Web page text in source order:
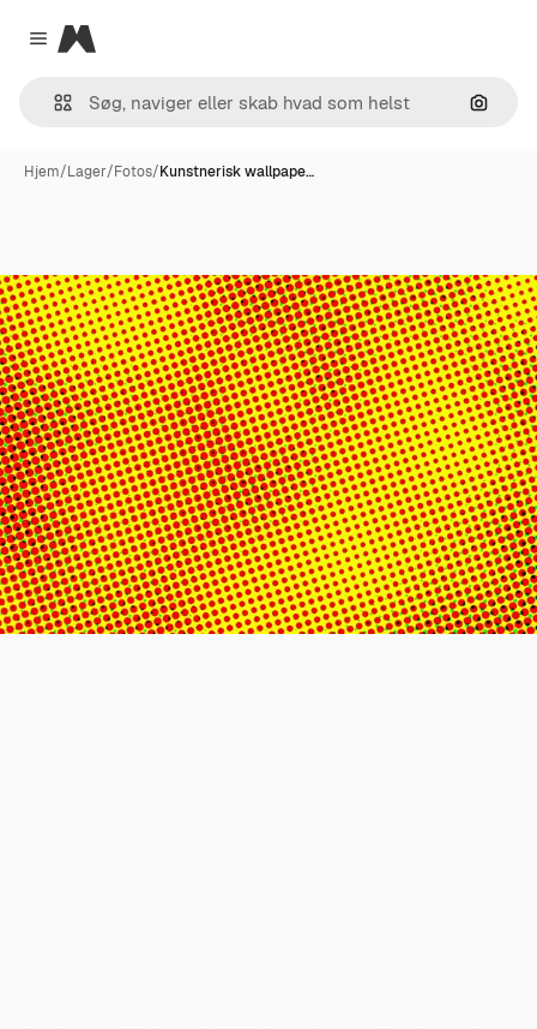
Close menu
Magnific
Søg
Hjem/Lager/Fotos/Kunstnerisk wallpape…